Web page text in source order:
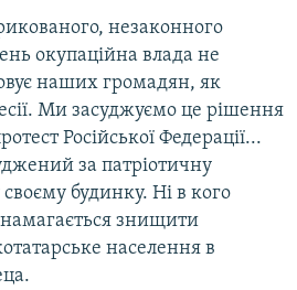
незаконного
окупаційна влада не
наших громадян, як
Ми засуджуємо це рішення
Російської Федерації...
за патріотичну
будинку. Ні в кого
намагається знищити
населення в